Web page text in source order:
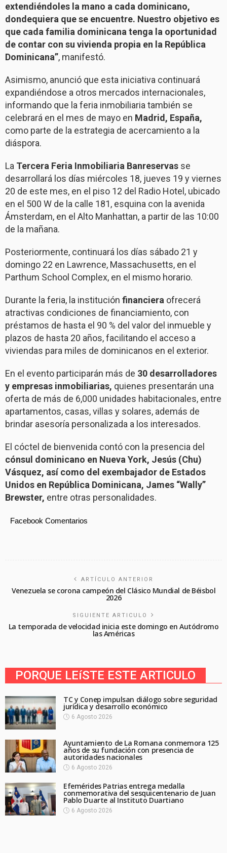
extendiéndoles la mano a cada dominicano,
dondequiera que se encuentre. Nuestro objetivo es
que cada familia dominicana tenga la oportunidad
de contar con su vivienda propia en la República
Dominicana”, manifestó.
Asimismo, anunció que esta iniciativa continuará
expandiéndose a otros mercados internacionales,
informando que la feria inmobiliaria también se
celebrará en el mes de mayo en Madrid, España,
como parte de la estrategia de acercamiento a la
diáspora.
La Tercera Feria Inmobiliaria Banreservas se
desarrollará los días miércoles 18, jueves 19 y viernes
20 de este mes, en el piso 12 del Radio Hotel, ubicado
en el 500 W de la calle 181, esquina con la avenida
Ámsterdam, en el Alto Manhattan, a partir de las 10:00
de la mañana.
Posteriormente, continuará los días sábado 21 y
domingo 22 en Lawrence, Massachusetts, en el
Parthum School Complex, en el mismo horario.
Durante la feria, la institución financiera ofrecerá
atractivas condiciones de financiamiento, con
préstamos de hasta el 90 % del valor del inmueble y
plazos de hasta 20 años, facilitando el acceso a
viviendas para miles de dominicanos en el exterior.
En el evento participarán más de 30 desarrolladores
y empresas inmobiliarias, quienes presentarán una
oferta de más de 6,000 unidades habitacionales, entre
apartamentos, casas, villas y solares, además de
brindar asesoría personalizada a los interesados.
El cóctel de bienvenida contó con la presencia del
cónsul dominicano en Nueva York, Jesús (Chu)
Vásquez, así como del exembajador de Estados
Unidos en República Dominicana, James “Wally”
Brewster, entre otras personalidades.
Facebook Comentarios
ARTÍCULO ANTERIOR
Venezuela se corona campeón del Clásico Mundial de Béisbol
2026
SIGUIENTE ARTICULO
La temporada de velocidad inicia este domingo en Autódromo
las Américas
PORQUE LEíSTE ESTE ARTICULO
TC y Conep impulsan diálogo sobre seguridad
jurídica y desarrollo económico
6 Agosto 2026
Ayuntamiento de La Romana conmemora 125
años de su fundación con presencia de
autoridades nacionales
6 Agosto 2026
Efemérides Patrias entrega medalla
conmemorativa del sesquicentenario de Juan
Pablo Duarte al Instituto Duartiano
6 Agosto 2026